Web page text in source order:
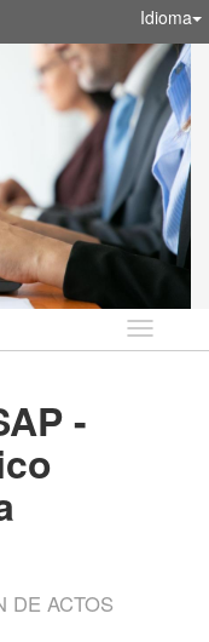
Idioma
Idioma
-
DE ACTOS